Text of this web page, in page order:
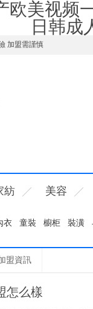
欧美视频
日韩成
加盟需謹慎
紡 美容
衣 童裝 櫥柜 裝潢
盟資訊
怎么樣